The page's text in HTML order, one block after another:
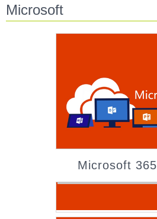
Microsoft
Microsoft 365